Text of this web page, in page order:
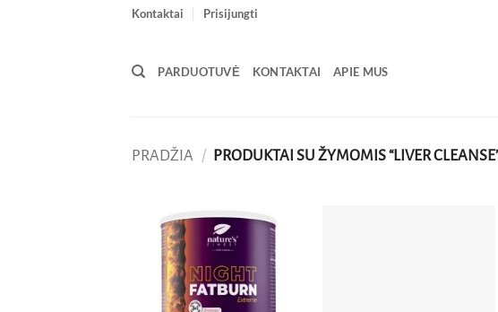
Kontaktai Prisijungti
PARDUOTUVĖ KONTAKTAI APIE MUS
PRADŽIA / PRODUKTAI SU ŽYMOMIS “LIVER
Pridėti
į norų
sąrašą